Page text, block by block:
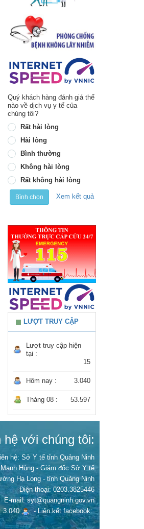
Quý khách hàng đánh giá thế
nào về dịch vụ y tế của
chúng tôi?
Rất hài lòng
Hài lòng
Bình thường
Không hài lòng
Rất không hài lòng
Bình chọn Xem kết quả
LƯỢT TRUY CẬP
Lượt truy cập hiện
tại :
15
Hôm nay : 3.040
Tháng 08 : 53.597
hệ với chúng tôi:
hệ: Sở Y tế tỉnh Quảng Ninh
Mạnh Hùng - Giám đốc Sở Y tế
Hạ Long - tỉnh Quảng Ninh
Điện thoại: 0203.3825446
E-mail: syt@quangninh.gov.vn
3.040
- Liên kết facebook: